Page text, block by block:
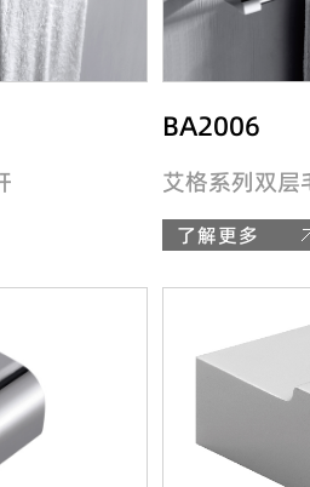
BA2006
艾格系列双层
了解更多